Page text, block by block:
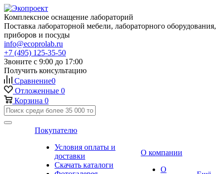
Комплексное оснащение лабораторий
Поставка лабораторной мебели, лабораторного оборудования,
приборов и посуды
info@ecoprolab.ru
+7 (495) 125-35-50
Звоните с 9:00 до 17:00
Получить консультацию
Сравнение0
Отложенные 0
Корзина 0
Покупателю
Условия оплаты и
доставки
Скачать каталоги
О компании
О